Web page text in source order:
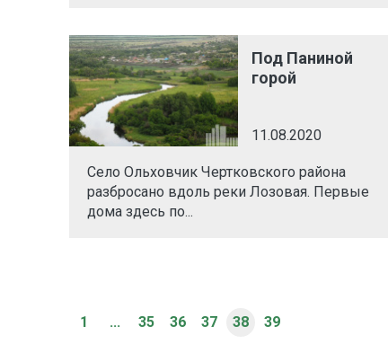
Под Паниной
горой
11.08.2020
Село Ольховчик Чертковского района
разбросано вдоль реки Лозовая. Первые
дома здесь по...
1 ... 35 36 37 38 39